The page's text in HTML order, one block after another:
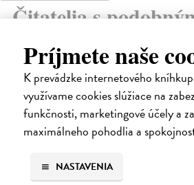
Príjmete naše
K prevádzke internetového
využívame cookies slúžiace na
funkčnosti, marketingové účely a
maximálneho pohodlia a
NASTAVENIA
Čitatelia s
kúpili aj: